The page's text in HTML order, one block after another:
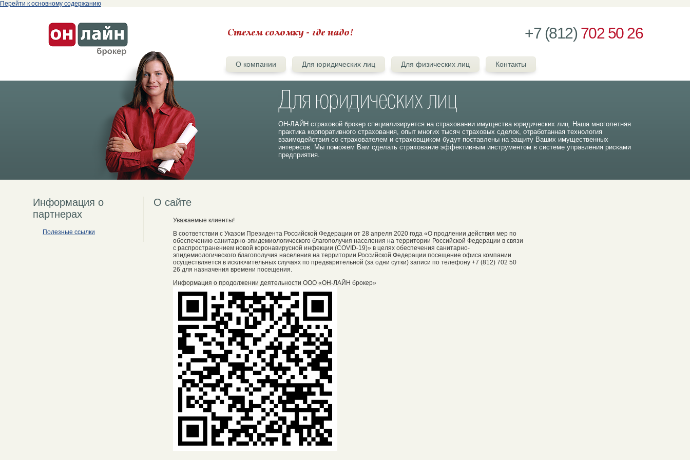
Перейти к основному содержанию
+7 (812) 702 50 26
О компании Для юридических лиц Для физических лиц Контакты
ОН-ЛАЙН страховой брокер специализируется на страховании имущества юридических лиц. Наша многолетняя
практика корпоративного страхования, опыт многих тысяч страховых сделок, отработанная технология
взаимодействия со страхователем и страховщиком будут поставлены на защиту Ваших имущественных
интересов. Мы поможем Вам сделать страхование эффективным инструментом в системе управления рисками
предприятия.
Информация о
партнерах
Полезные ссылки
О сайте
Уважаемые клиенты!
В соответствии с Указом Президента Российской Федерации от 28 апреля 2020 года «О продлении действия мер по
обеспечению санитарно-эпидемиологического благополучия населения на территории Российской Федерации в связи
с распространением новой коронавирусной инфекции (COVID-19)» в целях обеспечения санитарно-
эпидемиологического благополучия населения на территории Российской Федерации посещение офиса компании
осуществляется в исключительных случаях по предварительной (за одни сутки) записи по телефону +7 (812) 702 50
26 для назначения времени посещения.
Информация о продолжении деятельности ООО «ОН-ЛАЙН брокер»